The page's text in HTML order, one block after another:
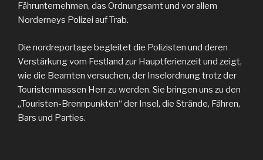
Fährunternehmen, das Ordnungsamt und vor allem
Norderneys Polizei auf Trab.
Die nordreportage begleitet die Polizisten und deren
Verstärkung vom Festland zur Hauptferienzeit und zeigt,
wie die Beamten versuchen, der Inselordnung trotz der
Touristenmassen Herr zu werden. Sie bringen uns zu den
„Touristen-Brennpunkten“ der Insel, die Strände, Fähren,
Bars und Parties.